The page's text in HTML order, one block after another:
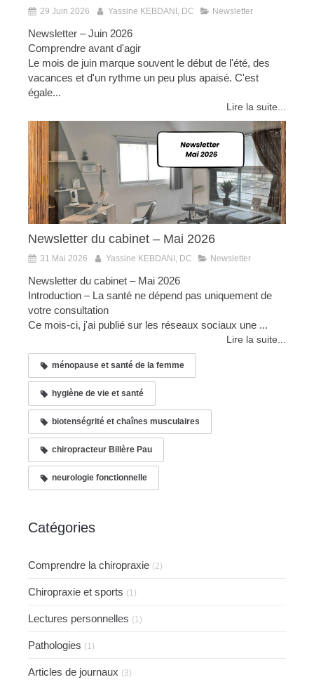
29 Juin 2026 Yassine KEBDANI, DC Newsletter
Newsletter – Juin 2026
Comprendre avant d'agir
Le mois de juin marque souvent le début de l'été, des
vacances et d'un rythme un peu plus apaisé. C'est
égale...
Lire la suite...
Newsletter du cabinet – Mai 2026
31 Mai 2026 Yassine KEBDANI, DC Newsletter
Newsletter du cabinet – Mai 2026
Introduction – La santé ne dépend pas uniquement de
votre consultation
Ce mois-ci, j'ai publié sur les réseaux sociaux une ...
Lire la suite...
ménopause et santé de la femme
hygiène de vie et santé
biotenségrité et chaînes musculaires
chiropracteur Billère Pau
neurologie fonctionnelle
Catégories
Comprendre la chiropraxie (2)
Chiropraxie et sports (1)
Lectures personnelles (1)
Pathologies (1)
Articles de journaux (3)